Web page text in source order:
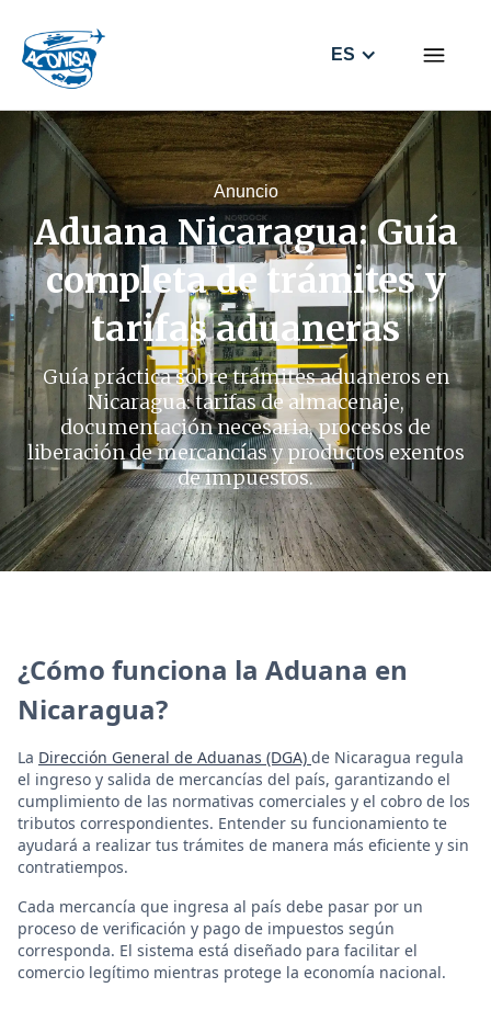
ES
Anuncio
Aduana Nicaragua: Guía
completa de trámites y
tarifas aduaneras
Guía práctica sobre trámites aduaneros en
Nicaragua: tarifas de almacenaje,
documentación necesaria, procesos de
liberación de mercancías y productos exentos
de impuestos.
¿Cómo funciona la Aduana en
Nicaragua?
La Dirección General de Aduanas (DGA) de Nicaragua regula
el ingreso y salida de mercancías del país, garantizando el
cumplimiento de las normativas comerciales y el cobro de los
tributos correspondientes. Entender su funcionamiento te
ayudará a realizar tus trámites de manera más eficiente y sin
contratiempos.
Cada mercancía que ingresa al país debe pasar por un
proceso de verificación y pago de impuestos según
corresponda. El sistema está diseñado para facilitar el
comercio legítimo mientras protege la economía nacional.